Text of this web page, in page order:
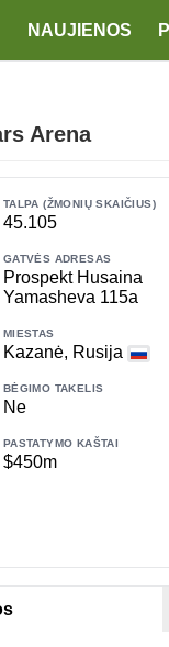
NAUJIENOS
Arena
TALPA (ŽMONIŲ SKAIČIUS)
45.105
GATVĖS ADRESAS
Prospekt Husaina
Yamasheva 115a
MIESTAS
Kazanė, Rusija
BĖGIMO TAKELIS
Ne
PASTATYMO KAŠTAI
$450m